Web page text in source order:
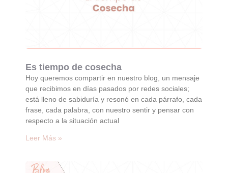
Es tiempo de cosecha
Hoy queremos compartir en nuestro blog, un mensaje
que recibimos en días pasados por redes sociales;
está lleno de sabiduría y resonó en cada párrafo, cada
frase, cada palabra, con nuestro sentir y pensar con
respecto a la situación actual
Leer Más »